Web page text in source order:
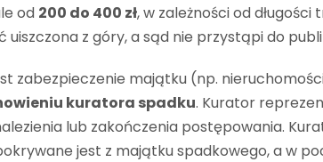
od 200 do 400 zł, w zależności od długości
uiszczona z góry, a sąd nie przystąpi do
zabezpieczenie majątku (np.
kuratora spadku. Kurator
lub zakończenia postępowania.
jest z majątku spadkowego, a w